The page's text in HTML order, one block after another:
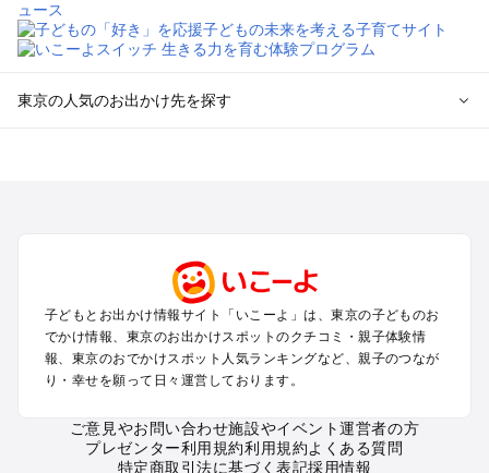
東京の人気のお出かけ先を探す
町田・相模原・愛川・上野原のプールお出かけ
渋谷・原宿・恵比寿・中目黒・自由が丘のプールお出かけ
池袋・赤羽・王子・巣鴨・目白・石神井のプールお出かけ
新宿・高田馬場・代々木・千駄ヶ谷のプールお出かけ
銀座・丸の内・日本橋・有楽町・築地・月島のプールお出かけ
小金井・小平・西東京・東村山・東久留米のプールお出かけ
府中・調布・狛江のプールお出かけ
子どもとお出かけ情報サイト「いこーよ」は、東京の子どものお
でかけ情報、東京のお出かけスポットのクチコミ・親子体験情
報、東京のおでかけスポット人気ランキングなど、親子のつなが
り・幸せを願って日々運営しております。
ご意見やお問い合わせ施設やイベント運営者の方
プレゼンター利用規約利用規約よくある質問
特定商取引法に基づく表記採用情報